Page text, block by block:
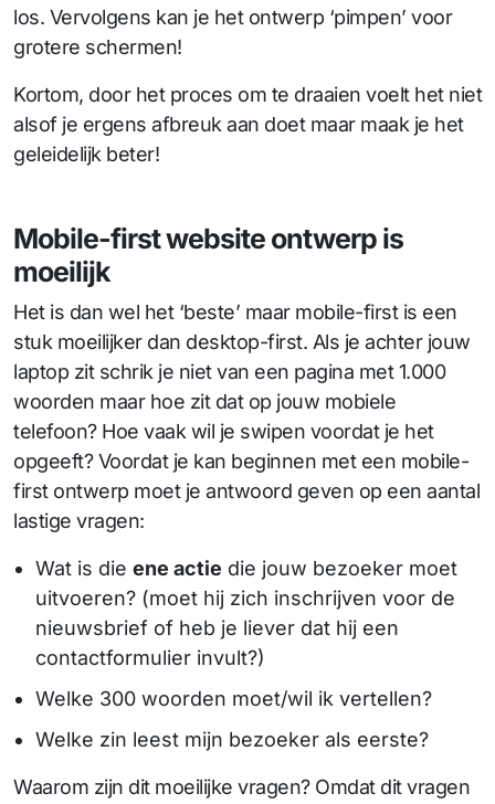
los. Vervolgens kan je het ontwerp ‘pimpen’ voor
grotere schermen!
Kortom, door het proces om te draaien voelt het niet
alsof je ergens afbreuk aan doet maar maak je het
geleidelijk beter!
Mobile-first website ontwerp is
moeilijk
Het is dan wel het ‘beste’ maar mobile-first is een
stuk moeilijker dan desktop-first. Als je achter jouw
laptop zit schrik je niet van een pagina met 1.000
woorden maar hoe zit dat op jouw mobiele
telefoon? Hoe vaak wil je swipen voordat je het
opgeeft? Voordat je kan beginnen met een mobile-
first ontwerp moet je antwoord geven op een aantal
lastige vragen:
Wat is die ene actie die jouw bezoeker moet
uitvoeren? (moet hij zich inschrijven voor de
nieuwsbrief of heb je liever dat hij een
contactformulier invult?)
Welke 300 woorden moet/wil ik vertellen?
Welke zin leest mijn bezoeker als eerste?
Waarom zijn dit moeilijke vragen? Omdat dit vragen